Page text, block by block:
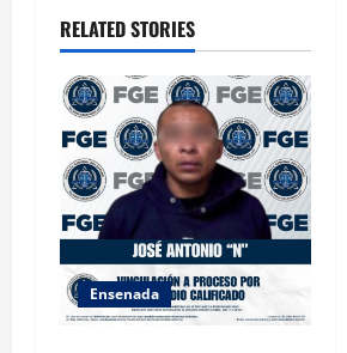
t
i
o
n
RELATED STORIES
Ensenada